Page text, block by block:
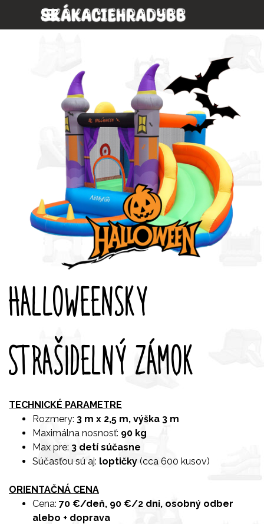
HALLOWEENSKY
STRAŠIDELNÝ ZÁMOK
TECHNICKÉ PARAMETRE
Rozmery: 3 m x 2,5 m, výška 3 m
Maximálna nosnosť: 90 kg
Max pre: 3 detí súčasne
Súčasťou sú aj: loptičky (cca 600 kusov)
ORIENTAČNÁ CENA
Cena: 70 €/deň, 90 €/2 dni, osobný odber
alebo + doprava